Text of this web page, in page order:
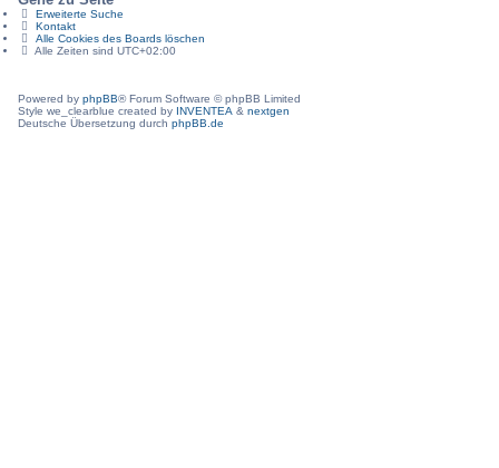
Erweiterte Suche
Kontakt
Alle Cookies des Boards löschen
Alle Zeiten sind UTC+02:00
Powered by phpBB® Forum Software © phpBB Limited
Style we_clearblue created by INVENTEA & nextgen
Deutsche Übersetzung durch phpBB.de